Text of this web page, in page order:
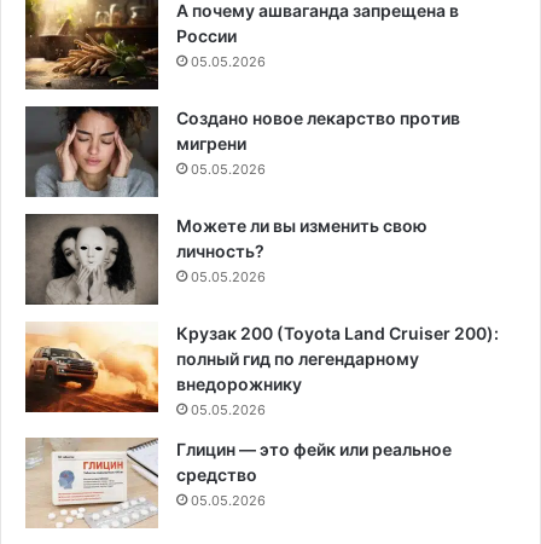
А почему ашваганда запрещена в
России
05.05.2026
Создано новое лекарство против
мигрени
05.05.2026
Можете ли вы изменить свою
личность?
05.05.2026
Крузак 200 (Toyota Land Cruiser 200):
полный гид по легендарному
внедорожнику
05.05.2026
Глицин — это фейк или реальное
средство
05.05.2026